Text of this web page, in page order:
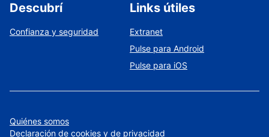
Descubrí
Confianza y seguridad
Links útiles
Extranet
Pulse para Android
Pulse para iOS
Quiénes somos
Declaración de cookies y de privacidad